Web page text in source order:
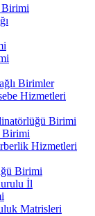
Birimi
Birimler
Hizmetleri
Birimi
Birimi
Hizmetleri
Birimi
İl
Matrisleri